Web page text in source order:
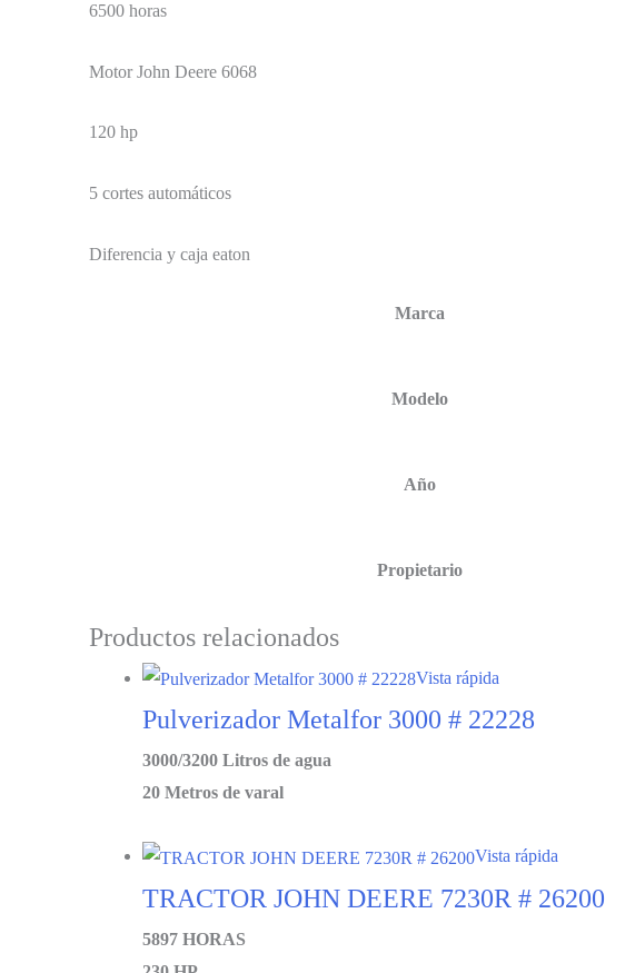
6500 horas
Motor John Deere 6068
120 hp
5 cortes automáticos
Diferencia y caja eaton
Marca
Modelo
Año
Propietario
Productos relacionados
Vista rápida
Pulverizador Metalfor 3000 # 22228
3000/3200 Litros de agua
20 Metros de varal
Vista rápida
TRACTOR JOHN DEERE 7230R # 26200
5897 HORAS